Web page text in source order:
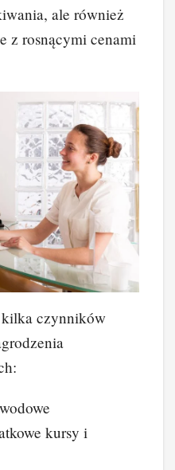
ale również
z rosnącymi cenami
kilka czynników
kursy i